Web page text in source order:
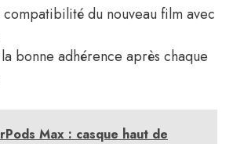
du nouveau film avec
bonne adhérence après chaque
Max : casque haut de